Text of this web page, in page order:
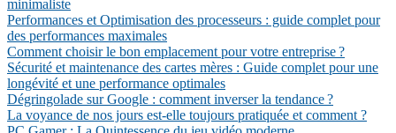
minimaliste
Performances et Optimisation des processeurs : guide complet pour
des performances maximales
Comment choisir le bon emplacement pour votre entreprise ?
Sécurité et maintenance des cartes mères : Guide complet pour une
longévité et une performance optimales
Dégringolade sur Google : comment inverser la tendance ?
La voyance de nos jours est-elle toujours pratiquée et comment ?